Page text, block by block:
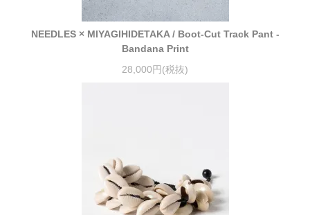
NEEDLES × MIYAGIHIDETAKA / Boot-Cut Track Pant -
Bandana Print
28,000円(税抜)